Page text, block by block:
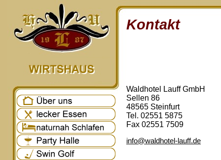
Kontakt
Waldhotel Lauff GmbH
Sellen 86
48565 Steinfurt
Tel. 02551 5875
Fax 02551 7509
info@waldhotel-lauff.de